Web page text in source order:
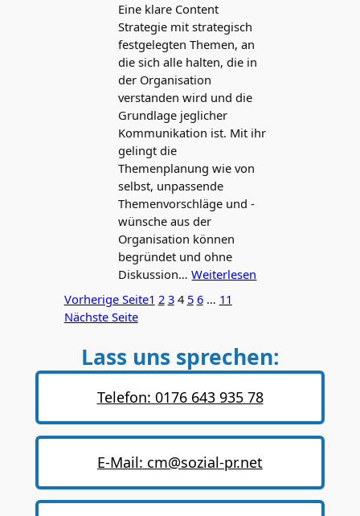
Eine klare Content
Strategie mit strategisch
festgelegten Themen, an
die sich alle halten, die in
der Organisation
verstanden wird und die
Grundlage jeglicher
Kommunikation ist. Mit ihr
gelingt die
Themenplanung wie von
selbst, unpassende
Themenvorschläge und -
wünsche aus der
Organisation können
begründet und ohne
Diskussion…Weiterlesen
Vorherige Seite1 2 3 4 5 6 … 11
Nächste Seite
Lass uns sprechen:
Telefon: 0176 643 935 78
E-Mail: cm@sozial-pr.net